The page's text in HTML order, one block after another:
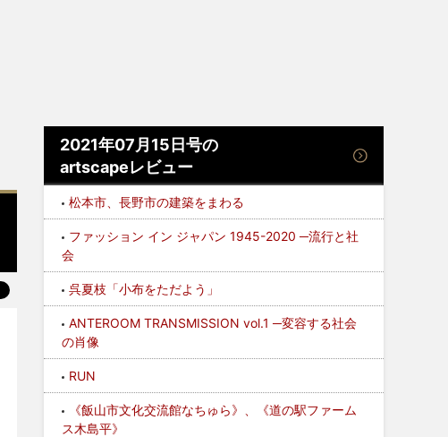
2021年07月15日号の
artscapeレビュー
松本市、長野市の建築をまわる
ファッション イン ジャパン 1945-2020 ─流行と社
会
呉夏枝「小布をただよう」
ANTEROOM TRANSMISSION vol.1 ─変容する社会
の肖像
RUN
《飯山市文化交流館なちゅら》、《道の駅ファーム
ス木島平》